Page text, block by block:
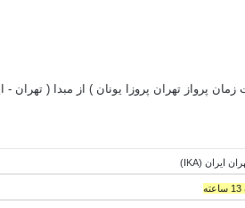
پرواز تهران پروزا یونان ) از مبدا ( تهران -